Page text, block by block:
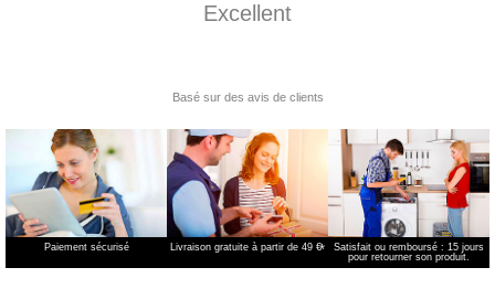
Paiement sécurisé Livraison gratuite à partir de 49 €*
Satisfait ou remboursé : 15 jours
pour retourner son produit.